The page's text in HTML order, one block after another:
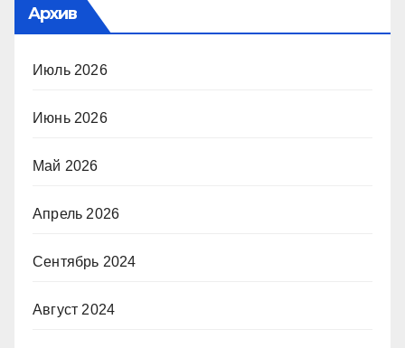
Архив
Июль 2026
Июнь 2026
Май 2026
Апрель 2026
Сентябрь 2024
Август 2024